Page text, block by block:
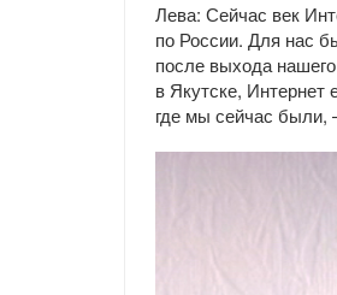
Лева: Сейчас век
по России. Для нас
после выхода
в Якутске, Интернет
где мы сейчас были,